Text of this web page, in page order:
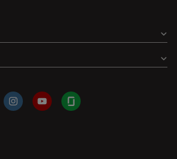
InstagramYouTubeGlassdoor